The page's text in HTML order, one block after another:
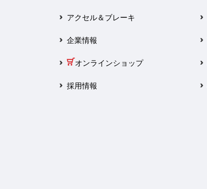
2025年1月
2024年12月
2024年11月
2024年10月
アクセル＆ブレーキ
企業情報
オンラインショップ
採用情報